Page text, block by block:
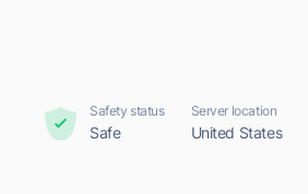
Safety status
Safe
Server location
United States